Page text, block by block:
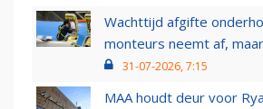
Wachttijd afgifte
monteurs neemt af,
31-07-2026, 7:15
MAA houdt deur voor